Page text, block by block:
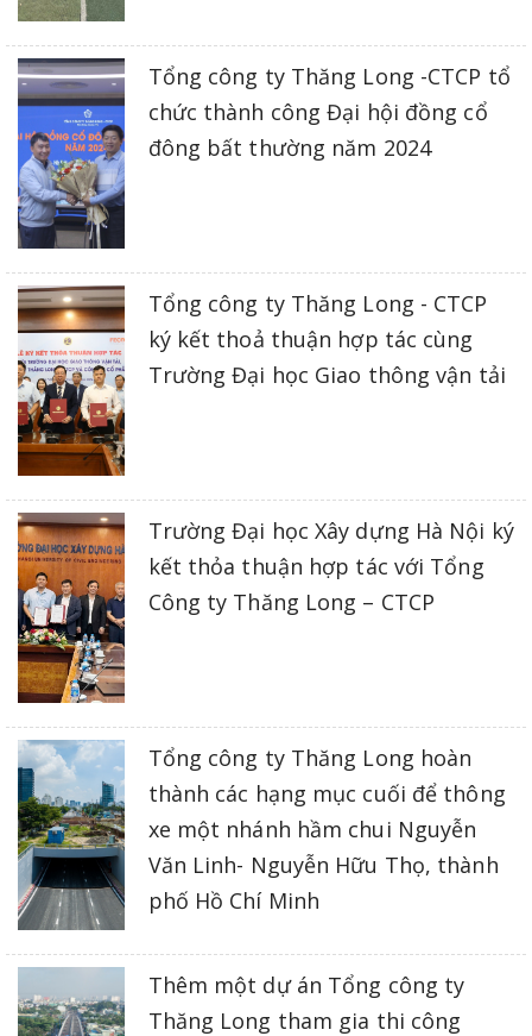
Tổng công ty Thăng Long -CTCP tổ
chức thành công Đại hội đồng cổ
đông bất thường năm 2024
Tổng công ty Thăng Long - CTCP
ký kết thoả thuận hợp tác cùng
Trường Đại học Giao thông vận tải
Trường Đại học Xây dựng Hà Nội ký
kết thỏa thuận hợp tác với Tổng
Công ty Thăng Long – CTCP
Tổng công ty Thăng Long hoàn
thành các hạng mục cuối để thông
xe một nhánh hầm chui Nguyễn
Văn Linh- Nguyễn Hữu Thọ, thành
phố Hồ Chí Minh
Thêm một dự án Tổng công ty
Thăng Long tham gia thi công